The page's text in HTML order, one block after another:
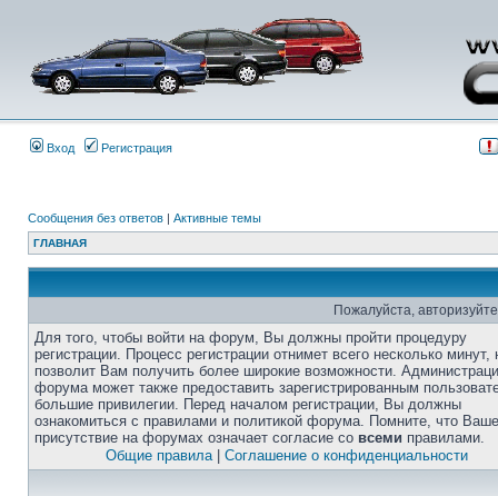
Вход Регистрация
Сообщения без ответов | Активные темы
ГЛАВНАЯ
Пожалуйста,
Для того, чтобы войти на форум, Вы должны пройти процедуру
регистрации. Процесс регистрации отнимет всего несколько минут,
позволит Вам получить более широкие возможности.
форума может также предоставить зарегистрированным
большие привилегии. Перед началом регистрации, Вы должны
ознакомиться с правилами и политикой форума. Помните, что Ваше
присутствие на форумах означает согласие со всеми правилами.
Общие правила| Соглашение о конфиденциальности